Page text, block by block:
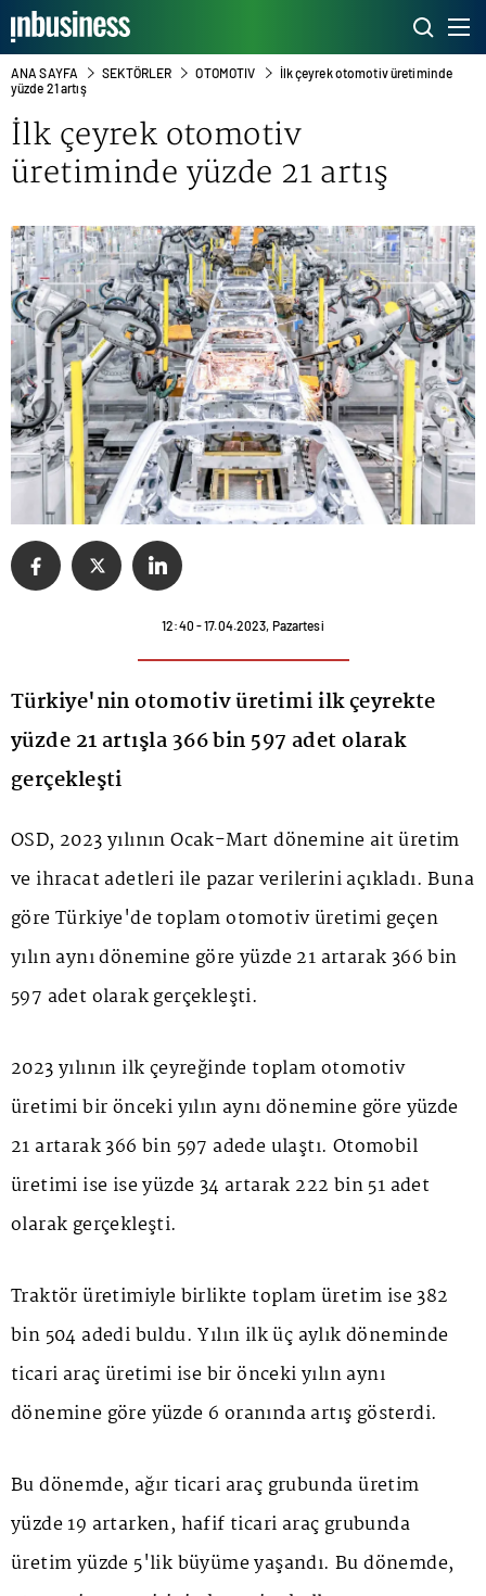
ANA SAYFA SEKTÖRLER OTOMOTIV
İlk çeyrek otomotiv üretiminde
yüzde 21 artış
İlk çeyrek otomotiv
üretiminde yüzde 21 artış
12:40 - 17.04.2023, Pazartesi
Türkiye'nin otomotiv üretimi ilk çeyrekte
yüzde 21 artışla 366 bin 597 adet olarak
gerçekleşti
OSD, 2023 yılının Ocak-Mart dönemine ait üretim
ve ihracat adetleri ile pazar verilerini açıkladı. Buna
göre Türkiye'de toplam otomotiv üretimi geçen
yılın aynı dönemine göre yüzde 21 artarak 366 bin
597 adet olarak gerçekleşti.
2023 yılının ilk çeyreğinde toplam otomotiv
üretimi bir önceki yılın aynı dönemine göre yüzde
21 artarak 366 bin 597 adede ulaştı. Otomobil
üretimi ise ise yüzde 34 artarak 222 bin 51 adet
olarak gerçekleşti.
Traktör üretimiyle birlikte toplam üretim ise 382
bin 504 adedi buldu. Yılın ilk üç aylık döneminde
ticari araç üretimi ise bir önceki yılın aynı
dönemine göre yüzde 6 oranında artış gösterdi.
Bu dönemde, ağır ticari araç grubunda üretim
yüzde 19 artarken, hafif ticari araç grubunda
üretim yüzde 5'lik büyüme yaşandı. Bu dönemde,